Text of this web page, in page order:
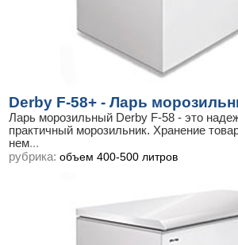
Derby F-58+ - Ларь
Ларь морозильный Derby F-58 - это
практичный морозильник. Хранение
нем...
рубрика: объем 400-500 литров